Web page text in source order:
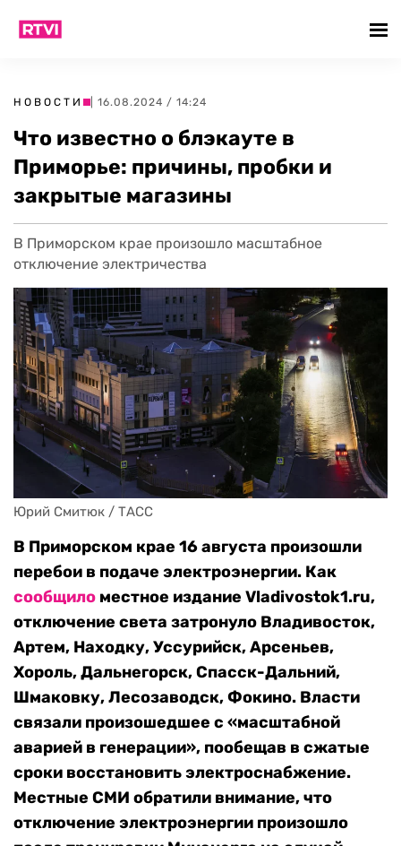
НОВОСТИ | 16.08.2024 / 14:24
Что известно о блэкауте в
Приморье: причины, пробки и
закрытые магазины
В Приморском крае произошло масштабное
отключение электричества
Юрий Смитюк / ТАСС
В Приморском крае 16 августа произошли
перебои в подаче электроэнергии. Как
сообщило местное издание Vladivostok1.ru,
отключение света затронуло Владивосток,
Артем, Находку, Уссурийск, Арсеньев,
Хороль, Дальнегорск, Спасск-Дальний,
Шмаковку, Лесозаводск, Фокино. Власти
связали произошедшее с «масштабной
аварией в генерации», пообещав в сжатые
сроки восстановить электроснабжение.
Местные СМИ обратили внимание, что
отключение электроэнергии произошло